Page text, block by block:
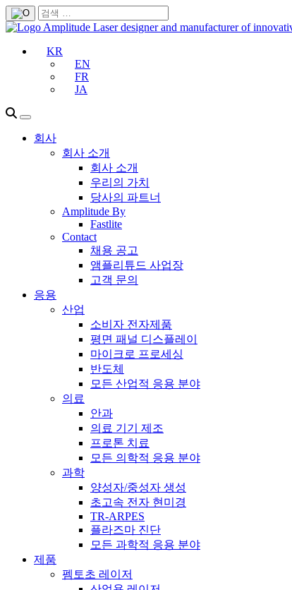
KR
EN
FR
JA
회사
회사 소개
회사 소개
우리의 가치
당사의 파트너
Amplitude By
Fastlite
Contact
채용 공고
앰플리튜드 사업장
고객 문의
응용
산업
소비자 전자제품
평면 패널 디스플레이
마이크로 프로세싱
반도체
모든 산업적 응용 분야
의료
안과
의료 기기 제조
프로톤 치료
모든 의학적 응용 분야
과학
양성자/중성자 생성
초고속 전자 현미경
TR-ARPES
플라즈마 진단
모든 과학적 응용 분야
제품
펨토초 레이저